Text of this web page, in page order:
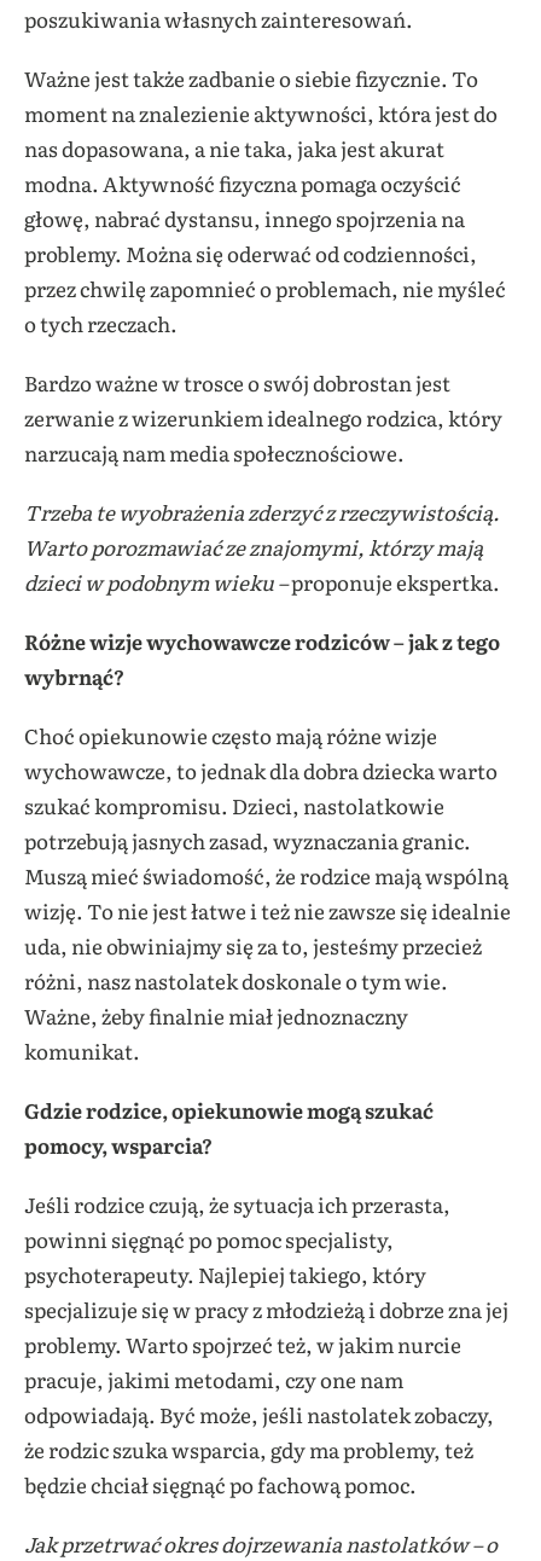
poszukiwania własnych zainteresowań.
Ważne jest także zadbanie o siebie fizycznie. To
moment na znalezienie aktywności, która jest do
nas dopasowana, a nie taka, jaka jest akurat
modna. Aktywność fizyczna pomaga oczyścić
głowę, nabrać dystansu, innego spojrzenia na
problemy. Można się oderwać od codzienności,
przez chwilę zapomnieć o problemach, nie myśleć
o tych rzeczach.
Bardzo ważne w trosce o swój dobrostan jest
zerwanie z wizerunkiem idealnego rodzica, który
narzucają nam media społecznościowe.
Trzeba te wyobrażenia zderzyć z rzeczywistością.
Warto porozmawiać ze znajomymi, którzy mają
dzieci w podobnym wieku –proponuje ekspertka.
Różne wizje wychowawcze rodziców – jak z tego
wybrnąć?
Choć opiekunowie często mają różne wizje
wychowawcze, to jednak dla dobra dziecka warto
szukać kompromisu. Dzieci, nastolatkowie
potrzebują jasnych zasad, wyznaczania granic.
Muszą mieć świadomość, że rodzice mają wspólną
wizję. To nie jest łatwe i też nie zawsze się idealnie
uda, nie obwiniajmy się za to, jesteśmy przecież
różni, nasz nastolatek doskonale o tym wie.
Ważne, żeby finalnie miał jednoznaczny
komunikat.
Gdzie rodzice, opiekunowie mogą szukać
pomocy, wsparcia?
Jeśli rodzice czują, że sytuacja ich przerasta,
powinni sięgnąć po pomoc specjalisty,
psychoterapeuty. Najlepiej takiego, który
specjalizuje się w pracy z młodzieżą i dobrze zna jej
problemy. Warto spojrzeć też, w jakim nurcie
pracuje, jakimi metodami, czy one nam
odpowiadają. Być może, jeśli nastolatek zobaczy,
że rodzic szuka wsparcia, gdy ma problemy, też
będzie chciał sięgnąć po fachową pomoc.
Jak przetrwać okres dojrzewania nastolatków – o